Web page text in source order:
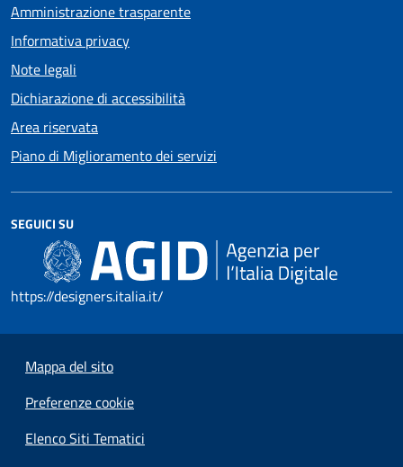
Amministrazione trasparente
Informativa privacy
Note legali
Dichiarazione di accessibilità
Area riservata
Piano di Miglioramento dei servizi
SEGUICI SU
https://designers.italia.it/
Mappa del sito
Preferenze cookie
Elenco Siti Tematici